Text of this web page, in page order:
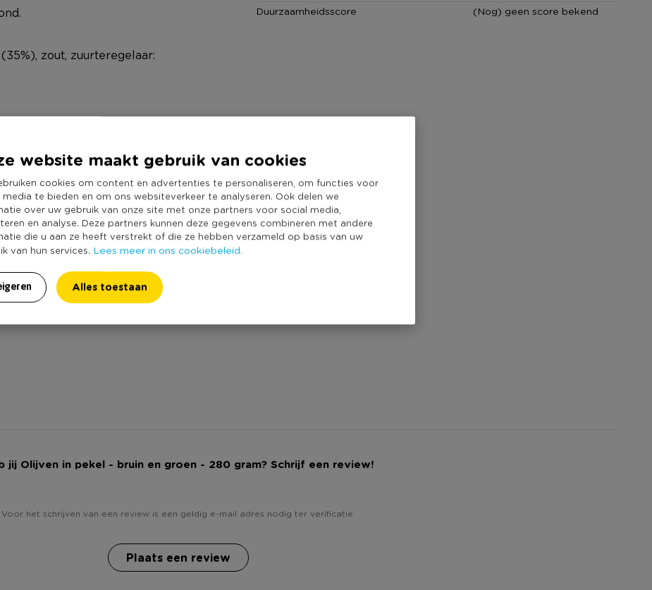
website maakt gebruik van cookies
cookies om content en advertenties te personaliseren, om functies voor
media te bieden en om ons websiteverkeer te analyseren. Ook delen we
over uw gebruik van onze site met onze partners voor social media,
en analyse. Deze partners kunnen deze gegevens combineren met andere
die u aan ze heeft verstrekt of die ze hebben verzameld op basis van uw
van hun services. Lees meer in ons cookiebeleid.
Alles toestaan
zout, zuurteregelaar:
Duurzaamheidsscore
(Nog) geen score bekend
jij Olijven in pekel - bruin en groen - 280 gram? Schrijf een review!
Voor het schrijven van een review is een geldig e-mail adres nodig ter verificatie.
Plaats een review